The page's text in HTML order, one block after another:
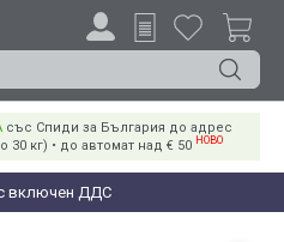
със Спиди за България до адрес
кг) • до автомат над € 50 НОВО
включен ДДС